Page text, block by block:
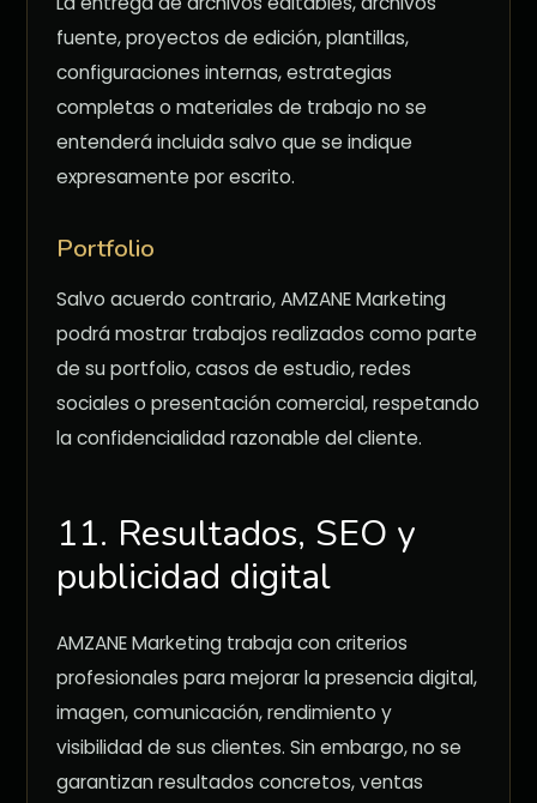
fuente, proyectos de edición, plantillas,
configuraciones internas, estrategias
completas o materiales de trabajo no se
entenderá incluida salvo que se indique
expresamente por escrito.
Portfolio
Salvo acuerdo contrario, AMZANE Marketing
podrá mostrar trabajos realizados como parte
de su portfolio, casos de estudio, redes
sociales o presentación comercial, respetando
la confidencialidad razonable del cliente.
11. Resultados, SEO y
publicidad digital
AMZANE Marketing trabaja con criterios
profesionales para mejorar la presencia digital,
imagen, comunicación, rendimiento y
visibilidad de sus clientes. Sin embargo, no se
garantizan resultados concretos, ventas